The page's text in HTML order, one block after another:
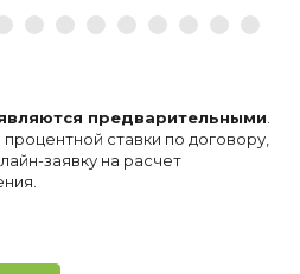
предварительными
ставки по договору,
заявку на расчет